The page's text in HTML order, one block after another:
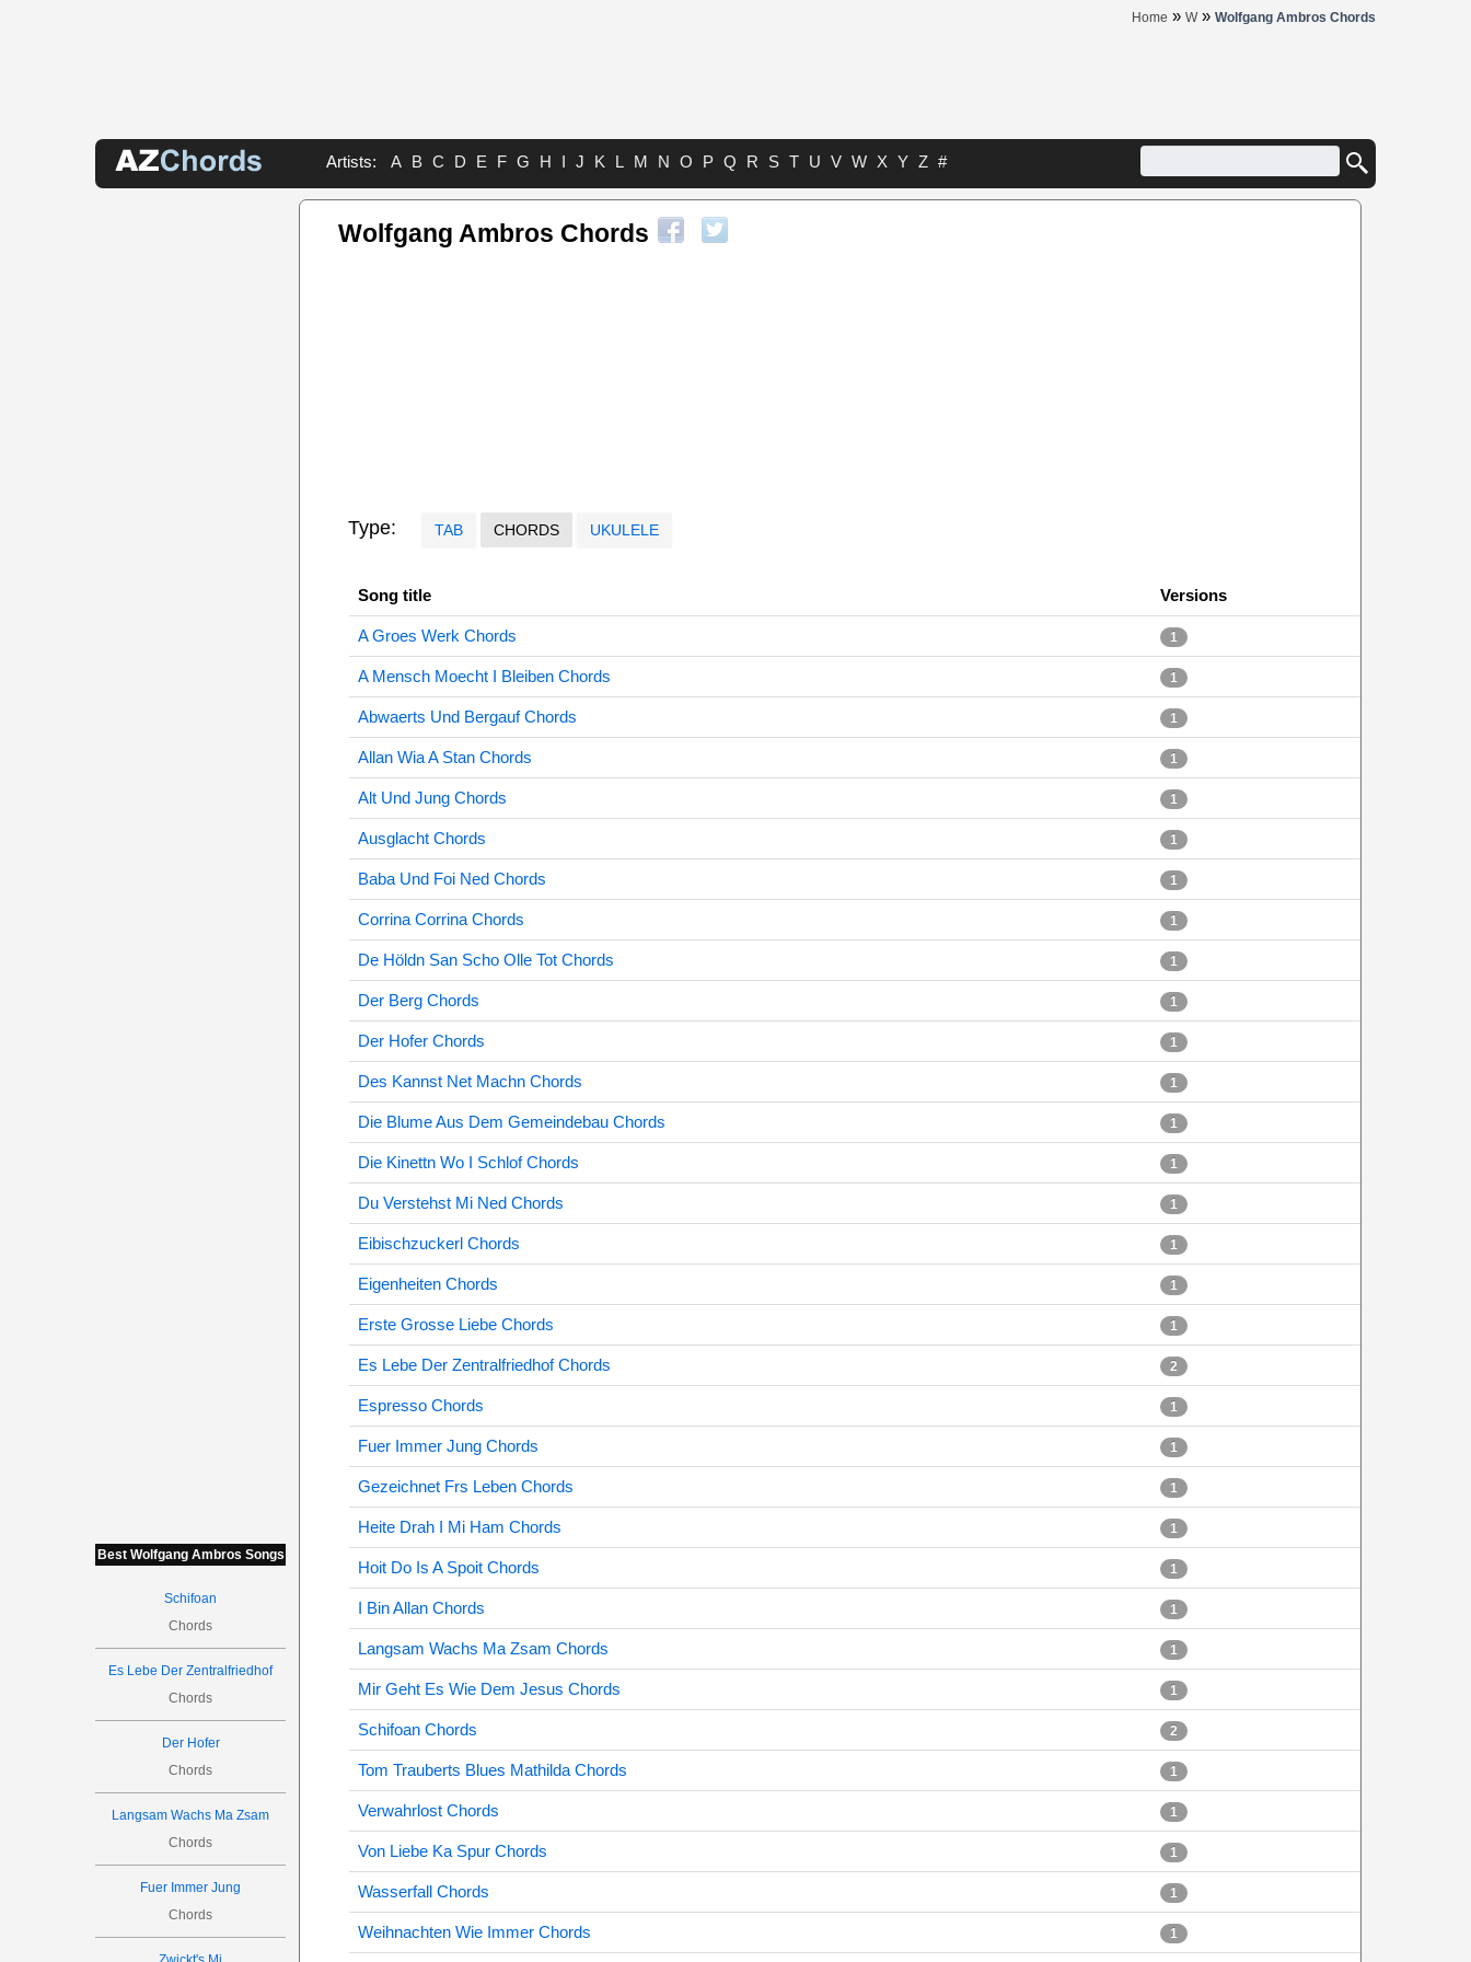
Home » W» Wolfgang Ambros Chords
Artists: A B C D E F G H I J K L M N O P Q R S T U V W X Y Z #
Best Wolfgang Ambros Songs
Schifoan
Chords
Es Lebe Der Zentralfriedhof
Chords
Der Hofer
Chords
Langsam Wachs Ma Zsam
Chords
Fuer Immer Jung
Chords
Wolfgang Ambros Chords
Type: TAB CHORDS UKULELE
Song title Versions
A Groes Werk Chords 1
A Mensch Moecht I Bleiben Chords 1
Abwaerts Und Bergauf Chords 1
Allan Wia A Stan Chords 1
Alt Und Jung Chords 1
Ausglacht Chords 1
Baba Und Foi Ned Chords 1
Corrina Corrina Chords 1
De Höldn San Scho Olle Tot Chords 1
Der Berg Chords 1
Der Hofer Chords 1
Des Kannst Net Machn Chords 1
Die Blume Aus Dem Gemeindebau Chords 1
Die Kinettn Wo I Schlof Chords 1
Du Verstehst Mi Ned Chords 1
Eibischzuckerl Chords 1
Eigenheiten Chords 1
Erste Grosse Liebe Chords 1
Es Lebe Der Zentralfriedhof Chords 2
Espresso Chords 1
Fuer Immer Jung Chords 1
Gezeichnet Frs Leben Chords 1
Heite Drah I Mi Ham Chords 1
Hoit Do Is A Spoit Chords 1
I Bin Allan Chords 1
Langsam Wachs Ma Zsam Chords 1
Mir Geht Es Wie Dem Jesus Chords 1
Schifoan Chords 2
Tom Trauberts Blues Mathilda Chords 1
Verwahrlost Chords 1
Von Liebe Ka Spur Chords 1
Wasserfall Chords 1
Weihnachten Wie Immer Chords 1